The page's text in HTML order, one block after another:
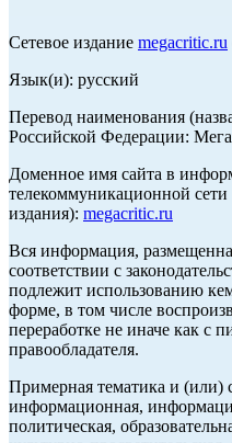
Сетевое издание megacritic.ru
Язык(и): русский
Перевод наименования
Российской Федерации:
Доменное имя сайта в
телекоммуникационной сети
издания): megacritic.ru
Вся информация,
соответствии с
подлежит использованию
форме, в том числе
переработке не иначе как с
правообладателя.
Примерная тематика и (или)
информационная,
политическая,